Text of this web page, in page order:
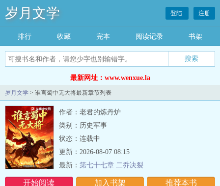
岁月文学 登陆 注册
排行 收藏 完本 阅读记录 书架
最新网址：www.wenxue.la
岁月文学 > 谁言蜀中无大将最新章节列表
作者：老君的炼丹炉
类别：历史军事
状态：连载中
开始阅读 加入书架 推荐本书
更新：2026-08-07 08:15
最新： 第七十七章 二乔决裂